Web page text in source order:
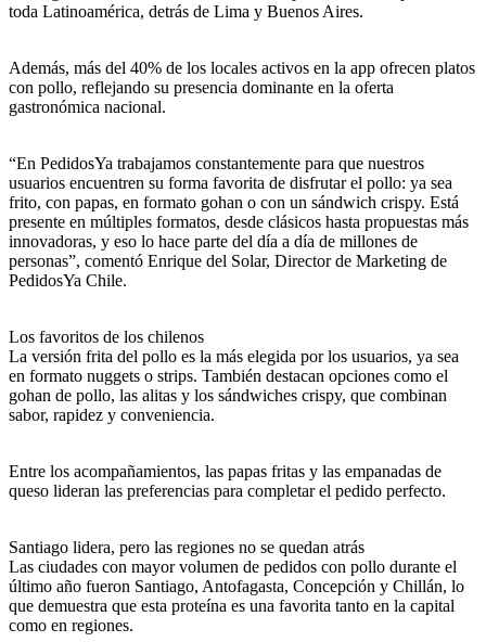
toda Latinoamérica, detrás de Lima y Buenos Aires.
Además, más del 40% de los locales activos en la app ofrecen platos
con pollo, reflejando su presencia dominante en la oferta
gastronómica nacional.
“En PedidosYa trabajamos constantemente para que nuestros
usuarios encuentren su forma favorita de disfrutar el pollo: ya sea
frito, con papas, en formato gohan o con un sándwich crispy. Está
presente en múltiples formatos, desde clásicos hasta propuestas más
innovadoras, y eso lo hace parte del día a día de millones de
personas”, comentó Enrique del Solar, Director de Marketing de
PedidosYa Chile.
Los favoritos de los chilenos
La versión frita del pollo es la más elegida por los usuarios, ya sea
en formato nuggets o strips. También destacan opciones como el
gohan de pollo, las alitas y los sándwiches crispy, que combinan
sabor, rapidez y conveniencia.
Entre los acompañamientos, las papas fritas y las empanadas de
queso lideran las preferencias para completar el pedido perfecto.
Santiago lidera, pero las regiones no se quedan atrás
Las ciudades con mayor volumen de pedidos con pollo durante el
último año fueron Santiago, Antofagasta, Concepción y Chillán, lo
que demuestra que esta proteína es una favorita tanto en la capital
como en regiones.